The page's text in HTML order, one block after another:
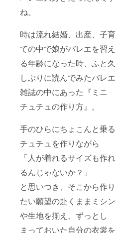
ね。
時は流れ結婚、出産、子育
ての中で娘がバレエを習え
る年齢になった時、ふと久
しぶりに読んでみたバレエ
雑誌の中にあった『ミニ
チュチュの作り方』。
手のひらにちょこんと乗る
チュチュを作りながら
「人が着れるサイズも作れ
るんじゃないか？」
と思いつき、そこから作り
たい願望の赴くままミシン
や生地を揃え、ずっとし
まっておいた自分の衣裳を